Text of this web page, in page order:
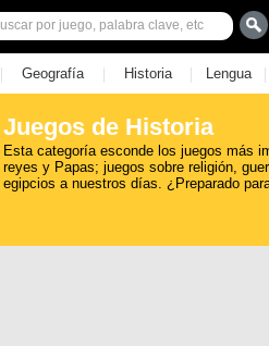
| Geografía | Historia | Lengua |
Juegos de Historia
Esta categoría esconde los juegos más
reyes y Papas; juegos sobre religión,
egipcios a nuestros días. ¿Preparado